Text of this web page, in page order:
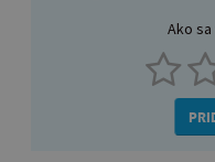
Ako sa